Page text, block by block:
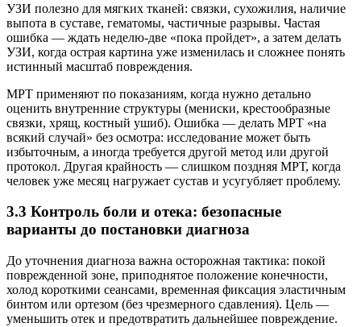
УЗИ полезно для мягких тканей: связки, сухожилия, наличие
выпота в суставе, гематомы, частичные разрывы. Частая
ошибка — ждать неделю-две «пока пройдет», а затем делать
УЗИ, когда острая картина уже изменилась и сложнее понять
истинный масштаб повреждения.
МРТ применяют по показаниям, когда нужно детально
оценить внутренние структуры (мениски, крестообразные
связки, хрящ, костный ушиб). Ошибка — делать МРТ «на
всякий случай» без осмотра: исследование может быть
избыточным, а иногда требуется другой метод или другой
протокол. Другая крайность — слишком поздняя МРТ, когда
человек уже месяц нагружает сустав и усугубляет проблему.
3.3 Контроль боли и отека: безопасные
варианты до постановки диагноза
До уточнения диагноза важна осторожная тактика: покой
поврежденной зоне, приподнятое положение конечности,
холод короткими сеансами, временная фиксация эластичным
бинтом или ортезом (без чрезмерного сдавления). Цель —
уменьшить отек и предотвратить дальнейшее повреждение.